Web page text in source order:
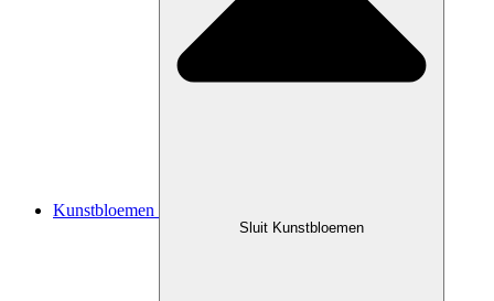
Kunstbloemen
Sluit Kunstbloemen